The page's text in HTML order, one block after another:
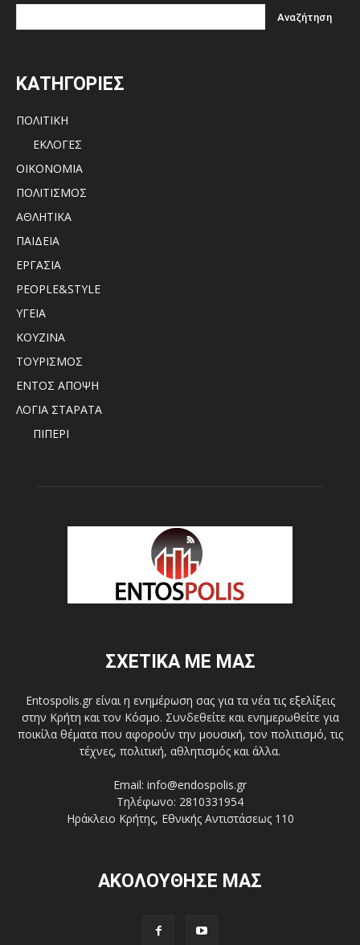
ΚΑΤΗΓΟΡΙΕΣ
ΠΟΛΙΤΙΚΗ
ΕΚΛΟΓΕΣ
ΟΙΚΟΝΟΜΙΑ
ΠΟΛΙΤΙΣΜΟΣ
ΑΘΛΗΤΙΚΑ
ΠΑΙΔΕΙΑ
ΕΡΓΑΣΙΑ
PEOPLE&STYLE
ΥΓΕΙΑ
ΚΟΥΖΙΝΑ
ΤΟΥΡΙΣΜΟΣ
ΕΝΤΟΣ ΑΠΟΨΗ
ΛΟΓΙΑ ΣΤΑΡΑΤΑ
ΠΙΠΕΡΙ
ΣΧΕΤΙΚΑ ΜΕ ΜΑΣ
Entospolis.gr είναι η ενημέρωση σας για τα νέα τις εξελίξεις
στην Κρήτη και τον Κόσμο. Συνδεθείτε και ενημερωθείτε για
ποικίλα θέματα που αφορούν την μουσική, τον πολιτισμό, τις
τέχνες, πολιτική, αθλητισμός και άλλα.
Email: info@endospolis.gr
Τηλέφωνο: 2810331954
Ηράκλειο Κρήτης, Εθνικής Αντιστάσεως 110
ΑΚΟΛΟΥΘΗΣΕ ΜΑΣ